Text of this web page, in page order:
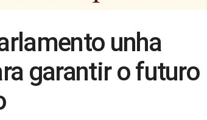
unha
garantir o futuro